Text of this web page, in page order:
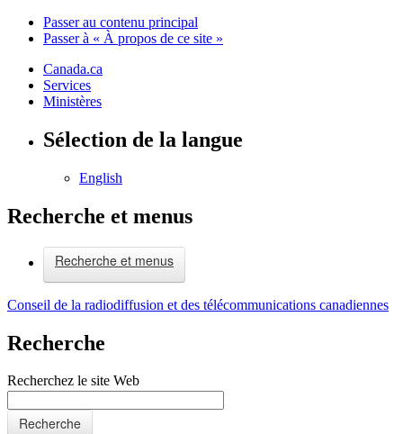
Passer au contenu principal
Passer à « À propos de ce site »
Canada.ca
Services
Ministères
Sélection de la langue
English
Recherche et menus
Recherche et menus
Conseil de la radiodiffusion et des télécommunications canadiennes
Recherche
Recherchez le site Web
Recherche